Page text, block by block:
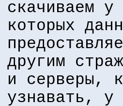
скачиваем
которых
другим
и серверы,
узнавать, у